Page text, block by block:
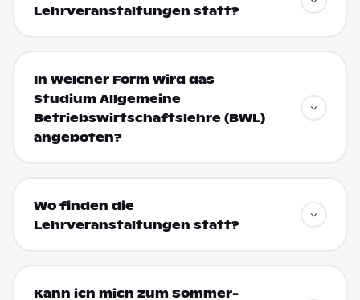
Lehrveranstaltungen statt?
In welcher Form wird das
Studium Allgemeine
Betriebswirtschaftslehre (BWL)
angeboten?
Wo finden die
Lehrveranstaltungen statt?
Kann ich mich zum Sommer-